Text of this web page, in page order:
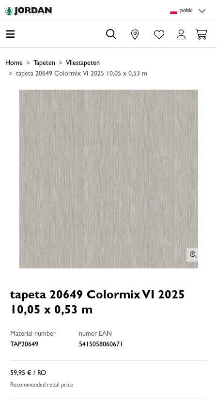
polski
0
Home Tapeten
Vliestapeten
tapeta 20649 Colormix VI 2025 10,05 x 0,53 m
tapeta 20649 Colormix VI 2025
10,05 x 0,53 m
Material number
TAP20649
numer EAN
5415058060671
59,95 € / RO
Recommended retail price